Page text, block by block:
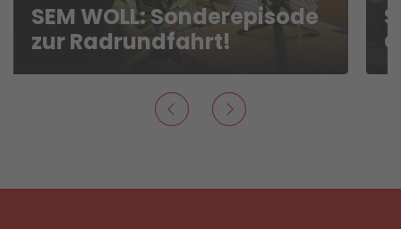
SEM WOLL: Sonderepisode
zur Radrundfahrt!